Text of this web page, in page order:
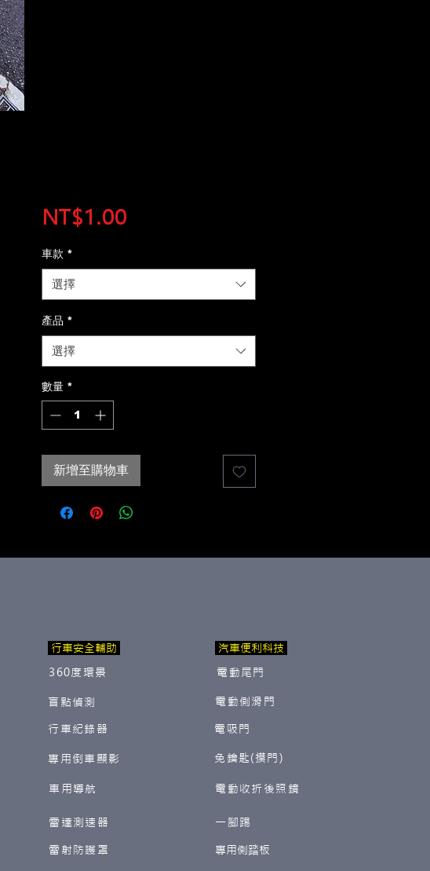
NT$1.00價
車款 *
選擇
產品 *
選擇
數量 *
新增至購物車
行車安全輔助
360度環景
盲點偵測
行車紀錄器
專用倒車顯影
車用導航
汽車便利科技
電動尾門
電動側滑門
電吸門
免鑰匙(摸門)
電動收折後照鏡
雷達測速器
雷射防護罩
一腳踢
​專用側踏板